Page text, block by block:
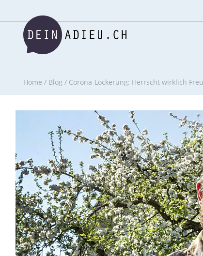
Home / Blog / Corona-Lockerung: Herrscht wirklich